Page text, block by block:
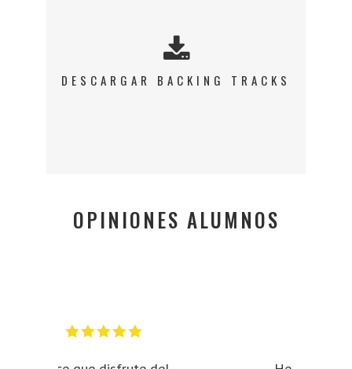
DESCARGAR BACKING TRACKS
OPINIONES ALUMNOS